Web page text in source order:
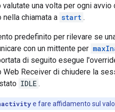
una volta per ogni
chiamata a start .
predefinito per rilevare se
con un mittente per
di seguito esegue
Receiver di chiudere la
IDLE .
e fare affidamento sul